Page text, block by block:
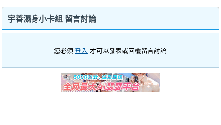
宇善濕身小卡組 留言討論
您必須登入 才可以發表或回覆留言討論